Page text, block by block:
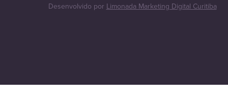
Desenvolvido por Limonada Marketing Digital Curitiba